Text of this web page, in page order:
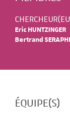
Eric HUNTZINGER
Bertrand
ÉQUIPE(S)